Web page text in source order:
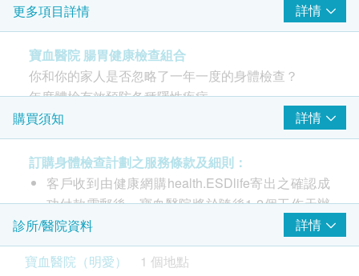
甲種胎蛋白 (肝癌)
癌抗原72.4(胃及腸)
胃癌風險篩查 重點項目
胃蛋白酶原 I
胃蛋白酶原 II
胃泌素17
幽門螺桿菌抗體
胃蛋白酶原比率
2 基本項目
更多項目詳情 詳情
寶血醫院 腸胃健康檢查組合
你和你的家人是否忽略了一年一度的身體檢查？
年度體檢有效預防各種隱性疾病。
投資健康，就是對自己和家人的最佳回報。
本計劃適合任何年齡人士。針對肝臟, 胃和腸功能的全
面健康檢查。
此套餐針對胃腸器官，包括肝臟、胃腸道和腸道,包常
規全血計數、肝功能、胃功能和 3 種針對肝、胃和腸
的癌症標誌物。
購買須知 詳情
訂購身體檢查計劃之服務條款及細則：
客戶收到由健康網購health.ESDlife寄出之確認成
功付款電郵後，寶血醫院將於隨後1-2個工作天辦
公時間內，致電客戶預約一般身體檢查時間。客戶
亦可致電查詢或在訂單確認後1個工作天致電醫院
查詢 (電話/WhatsApp: 6067 9803)
診所/醫院資料
詳情
寶血醫院（明愛）
1 個地點